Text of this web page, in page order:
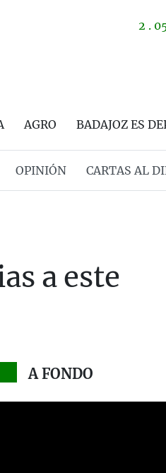
2 .
AGRO BADAJOZ ES
OPINIÓN CARTAS AL
a este
A FONDO